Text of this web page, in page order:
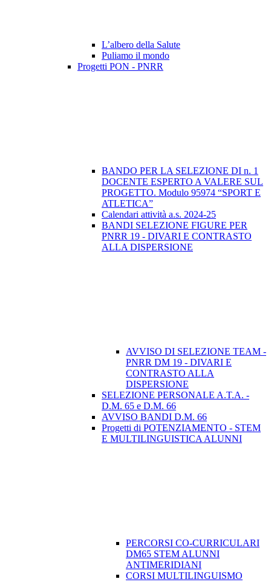
L’albero della Salute
Puliamo il mondo
Progetti PON - PNRR
BANDO PER LA SELEZIONE DI n. 1
DOCENTE ESPERTO A VALERE SUL
PROGETTO. Modulo 95974 “SPORT E
ATLETICA”
Calendari attività a.s. 2024-25
BANDI SELEZIONE FIGURE PER
PNRR 19 - DIVARI E CONTRASTO
ALLA DISPERSIONE
AVVISO DI SELEZIONE TEAM -
PNRR DM 19 - DIVARI E
CONTRASTO ALLA
DISPERSIONE
SELEZIONE PERSONALE A.T.A. -
D.M. 65 e D.M. 66
AVVISO BANDI D.M. 66
Progetti di POTENZIAMENTO - STEM
E MULTILINGUISTICA ALUNNI
PERCORSI CO-CURRICULARI
DM65 STEM ALUNNI
ANTIMERIDIANI
CORSI MULTILINGUISMO